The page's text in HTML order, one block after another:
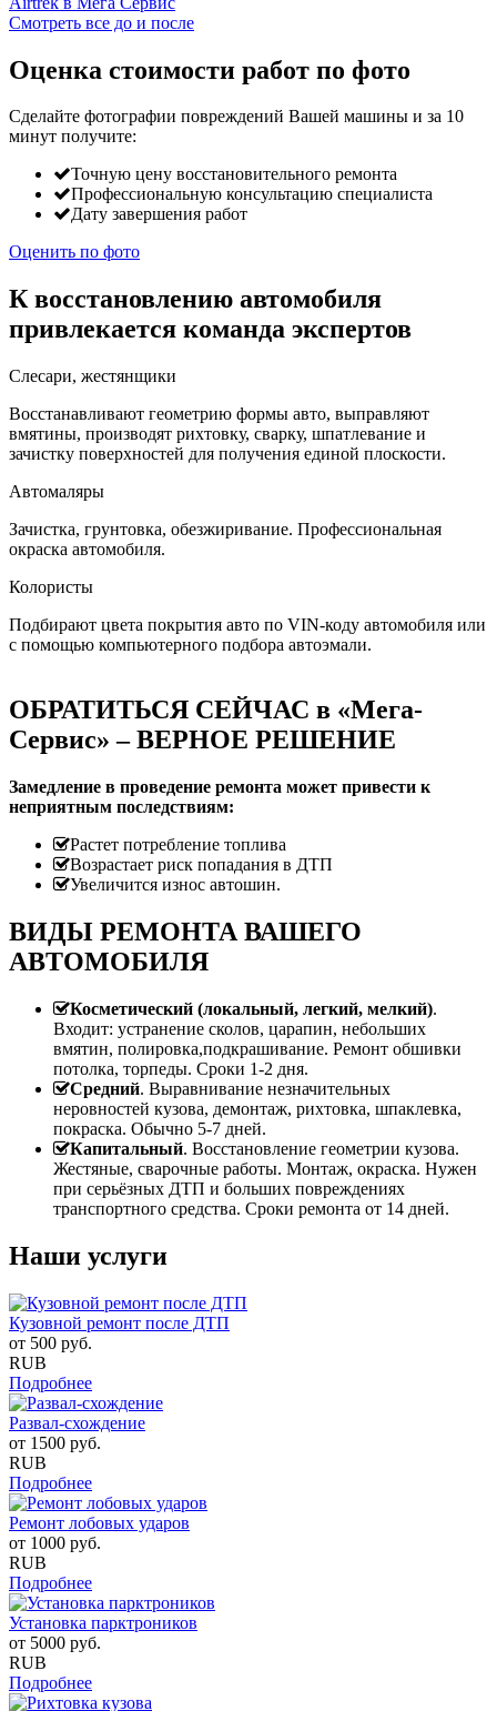
Смотреть все до и после
Оценка стоимости работ по фото
Сделайте фотографии повреждений Вашей машины и за 10
минут получите:
Точную цену восстановительного ремонта
Профессиональную консультацию специалиста
Дату завершения работ
Оценить по фото
К восстановлению автомобиля
привлекается команда экспертов
Слесари, жестянщики
Восстанавливают геометрию формы авто, выправляют
вмятины, производят рихтовку, сварку, шпатлевание и
зачистку поверхностей для получения единой плоскости.
Автомаляры
Зачистка, грунтовка, обезжиривание. Профессиональная
окраска автомобиля.
Колористы
Подбирают цвета покрытия авто по VIN-коду автомобиля или
с помощью компьютерного подбора автоэмали.
ОБРАТИТЬСЯ СЕЙЧАС в «Мега-
Сервис» – ВЕРНОЕ РЕШЕНИЕ
Замедление в проведение ремонта может привести к
неприятным последствиям:
Растет потребление топлива
Возрастает риск попадания в ДТП
Увеличится износ автошин.
ВИДЫ РЕМОНТА ВАШЕГО
АВТОМОБИЛЯ
Косметический (локальный, легкий, мелкий).
Входит: устранение сколов, царапин, небольших
вмятин, полировка,подкрашивание. Ремонт обшивки
потолка, торпеды. Сроки 1-2 дня.
Средний. Выравнивание незначительных
неровностей кузова, демонтаж, рихтовка, шпаклевка,
покраска. Обычно 5-7 дней.
Капитальный. Восстановление геометрии кузова.
Жестяные, сварочные работы. Монтаж, окраска. Нужен
при серьёзных ДТП и больших повреждениях
транспортного средства. Сроки ремонта от 14 дней.
Наши услуги
Кузовной ремонт после ДТП
от 500 руб.
RUB
Подробнее
Развал-схождение
от 1500 руб.
RUB
Подробнее
Ремонт лобовых ударов
от 1000 руб.
RUB
Подробнее
Установка парктроников
от 5000 руб.
RUB
Подробнее